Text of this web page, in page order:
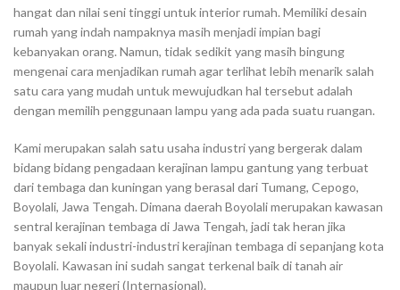
hangat dan nilai seni tinggi untuk interior rumah. Memiliki desain
rumah yang indah nampaknya masih menjadi impian bagi
kebanyakan orang. Namun, tidak sedikit yang masih bingung
mengenai cara menjadikan rumah agar terlihat lebih menarik salah
satu cara yang mudah untuk mewujudkan hal tersebut adalah
dengan memilih penggunaan lampu yang ada pada suatu ruangan.
Kami merupakan salah satu usaha industri yang bergerak dalam
bidang bidang pengadaan kerajinan lampu gantung yang terbuat
dari tembaga dan kuningan yang berasal dari Tumang, Cepogo,
Boyolali, Jawa Tengah. Dimana daerah Boyolali merupakan kawasan
sentral kerajinan tembaga di Jawa Tengah, jadi tak heran jika
banyak sekali industri-industri kerajinan tembaga di sepanjang kota
Boyolali. Kawasan ini sudah sangat terkenal baik di tanah air
maupun luar negeri (Internasional).